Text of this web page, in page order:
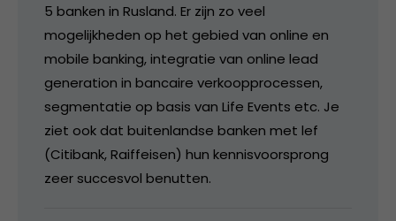
5 banken in Rusland. Er zijn zo veel
mogelijkheden op het gebied van online en
mobile banking, integratie van online lead
generation in bancaire verkoopprocessen,
segmentatie op basis van Life Events etc. Je
ziet ook dat buitenlandse banken met lef
(Citibank, Raiffeisen) hun kennisvoorsprong
zeer succesvol benutten.